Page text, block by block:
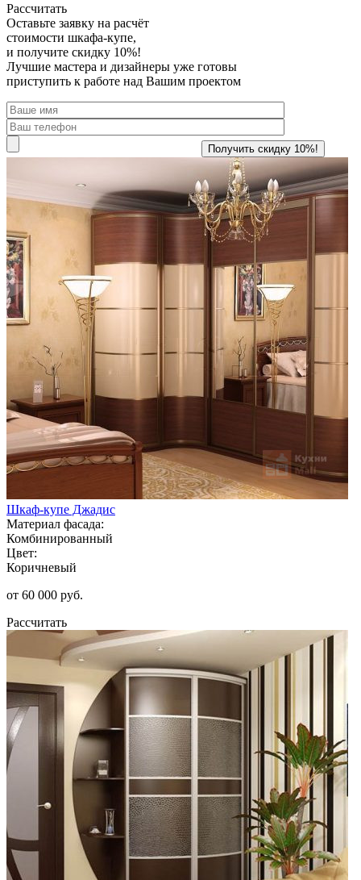
Рассчитать
Оставьте заявку на расчёт
стоимости шкафа-купе,
и получите скидку 10%!
Лучшие мастера и дизайнеры уже готовы
приступить к работе над Вашим проектом
Шкаф-купе Джадис
Материал фасада:
Комбинированный
Цвет:
Коричневый
от 60 000 руб.
Рассчитать